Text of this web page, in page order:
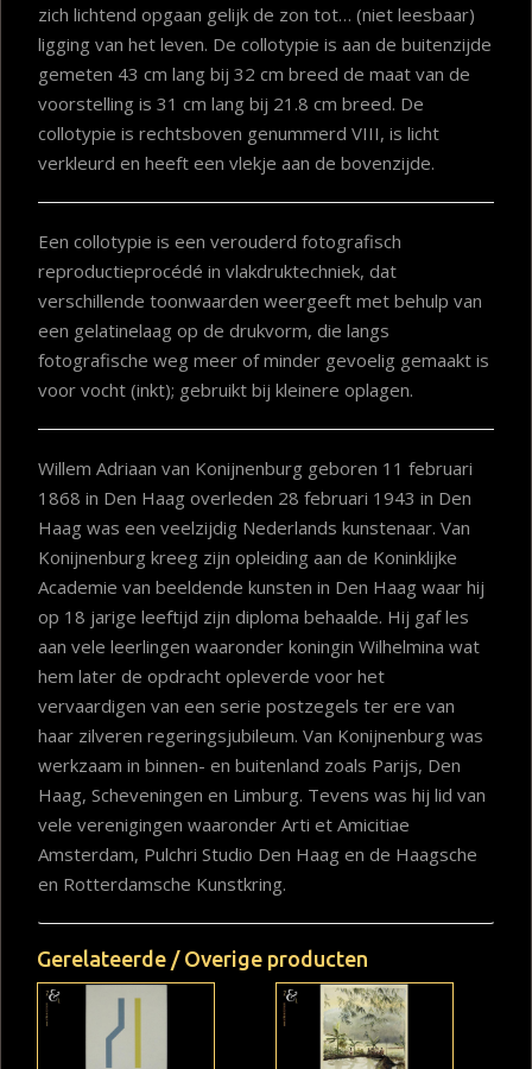
zich lichtend opgaan gelijk de zon tot… (niet leesbaar)
ligging van het leven. De collotypie is aan de buitenzijde
gemeten 43 cm lang bij 32 cm breed de maat van de
voorstelling is 31 cm lang bij 21.8 cm breed. De
collotypie is rechtsboven genummerd VIII, is licht
verkleurd en heeft een vlekje aan de bovenzijde.
Een collotypie is een verouderd fotografisch
reproductieprocédé in vlakdruktechniek, dat
verschillende toonwaarden weergeeft met behulp van
een gelatinelaag op de drukvorm, die langs
fotografische weg meer of minder gevoelig gemaakt is
voor vocht (inkt); gebruikt bij kleinere oplagen.
Willem Adriaan van Konijnenburg geboren 11 februari
1868 in Den Haag overleden 28 februari 1943 in Den
Haag was een veelzijdig Nederlands kunstenaar. Van
Konijnenburg kreeg zijn opleiding aan de Koninklijke
Academie van beeldende kunsten in Den Haag waar hij
op 18 jarige leeftijd zijn diploma behaalde. Hij gaf les
aan vele leerlingen waaronder koningin Wilhelmina wat
hem later de opdracht opleverde voor het
vervaardigen van een serie postzegels ter ere van
haar zilveren regeringsjubileum. Van Konijnenburg was
werkzaam in binnen- en buitenland zoals Parijs, Den
Haag, Scheveningen en Limburg. Tevens was hij lid van
vele verenigingen waaronder Arti et Amicitiae
Amsterdam, Pulchri Studio Den Haag en de Haagsche
en Rotterdamsche Kunstkring.
Gerelateerde / Overige producten